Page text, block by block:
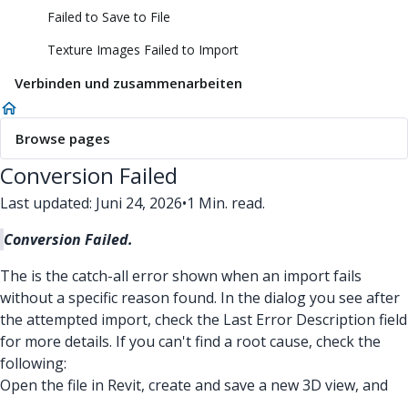
Failed to Save to File
Texture Images Failed to Import
Verbinden und zusammenarbeiten
Browse pages
Conversion Failed
Last updated: Juni 24, 2026•1 Min. read.
Conversion Failed.
The is the catch-all error shown when an import fails
without a specific reason found. In the dialog you see after
the attempted import, check the Last Error Description field
for more details. If you can't find a root cause, check the
following:
Open the file in Revit, create and save a new 3D view, and